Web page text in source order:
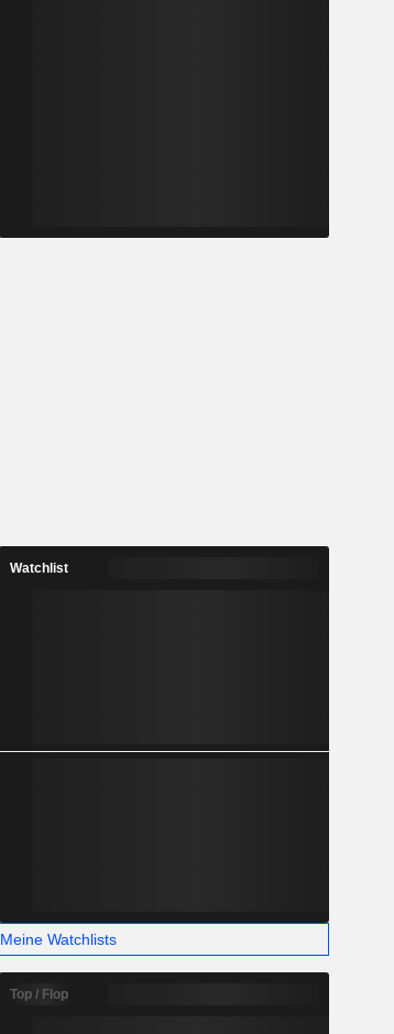
Watchlist
Meine Watchlists
Top / Flop